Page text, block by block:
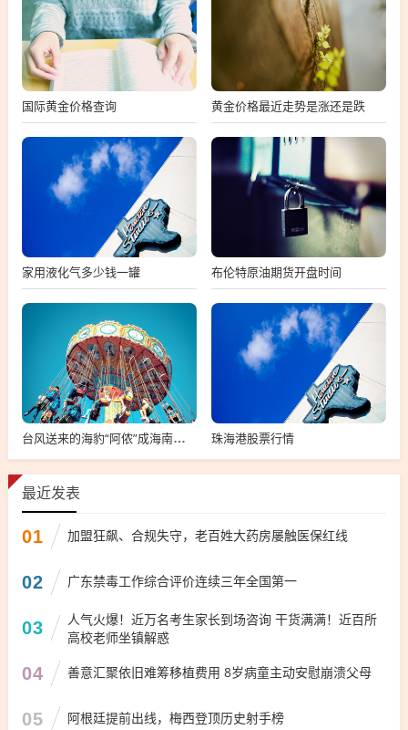
国际黄金价格查询 黄金价格最近走势是涨还是跌
家用液化气多少钱一罐 布伦特原油期货开盘时间
台风送来的海豹“阿侬”成海南团宠，海南团宠，台风送来的海豹阿侬 珠海港股票行情
最近发表
01 加盟狂飙、合规失守，老百姓大药房屡触医保红线
02 广东禁毒工作综合评价连续三年全国第一
03
人气火爆！近万名考生家长到场咨询 干货满满！近百所
高校老师坐镇解惑
04 善意汇聚依旧难筹移植费用 8岁病童主动安慰崩溃父母
05 阿根廷提前出线，梅西登顶历史射手榜